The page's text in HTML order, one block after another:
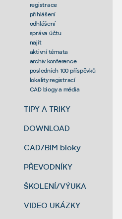
registrace
přihlášení
odhlášení
správa účtu
najít
aktivní témata
archiv konference
posledních 100 příspěvků
lokality registrací
CAD blogy a média
TIPY A TRIKY
DOWNLOAD
CAD/BIM bloky
PŘEVODNÍKY
ŠKOLENÍ/VÝUKA
VIDEO UKÁZKY